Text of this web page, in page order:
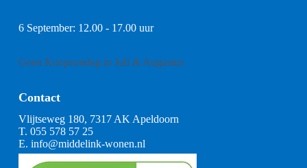
6 September: 12.00 - 17.00 uur
Geen Koopzondag in Juli & Augustus
Contact
Vlijtseweg 180, 7317 AK Apeldoorn
T. 055 578 57 25
E. info@middelink-wonen.nl